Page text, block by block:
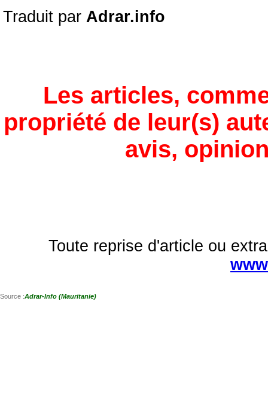
Traduit par Adrar.info
Les articles,
propriété de leur(s)
avis,
Toute reprise d'article ou
Source :Adrar-Info (Mauritanie)